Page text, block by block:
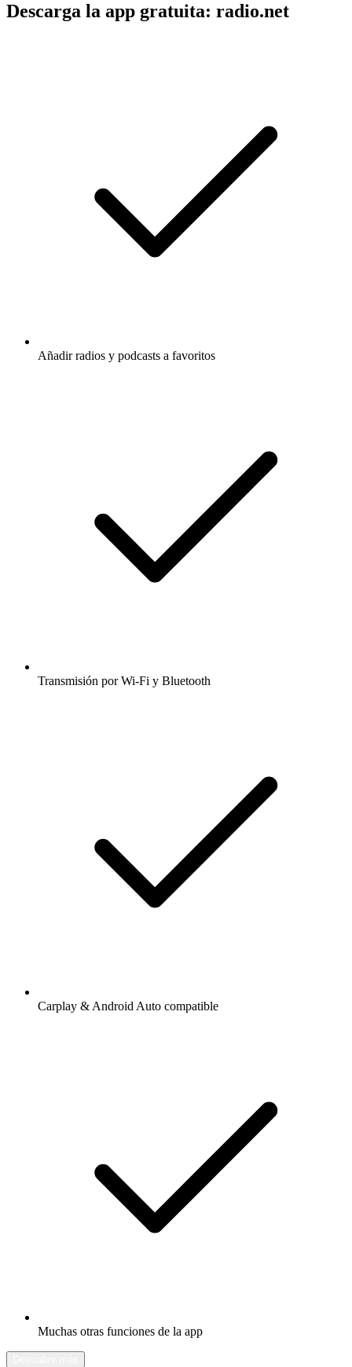
Descarga la app gratuita: radio.net
Añadir radios y podcasts a favoritos
Transmisión por Wi-Fi y Bluetooth
Carplay & Android Auto compatible
Muchas otras funciones de la app